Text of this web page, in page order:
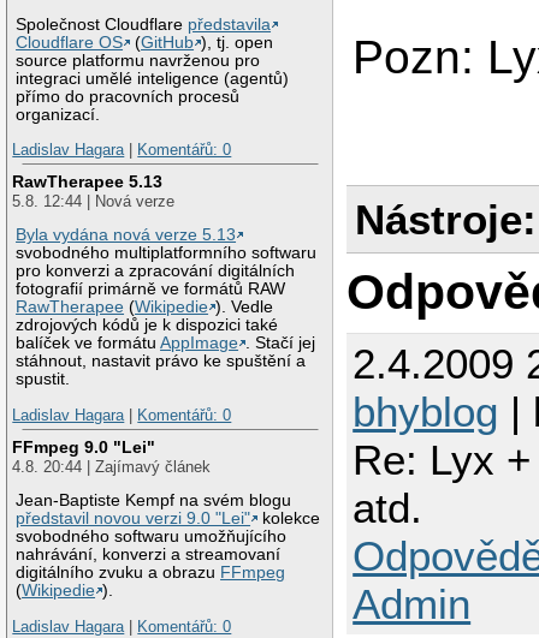
Společnost Cloudflare představila
Cloudflare OS
(GitHub ), tj. open
source platformu navrženou pro
integraci umělé inteligence (agentů)
přímo do pracovních procesů
organizací.
Ladislav Hagara| Komentářů: 0
RawTherapee 5.13
5.8. 12:44 | Nová verze
Byla vydána nová verze 5.13
svobodného multiplatformního softwaru
pro konverzi a zpracování digitálních
fotografií primárně ve formátů RAW
RawTherapee (Wikipedie ). Vedle
zdrojových kódů je k dispozici také
balíček ve formátuAppImage . Stačí jej
stáhnout, nastavit právo ke spuštění a
spustit.
Ladislav Hagara| Komentářů: 0
FFmpeg 9.0 "Lei"
4.8. 20:44 | Zajímavý článek
Jean-Baptiste Kempf na svém blogu
představil novou verzi 9.0 "Lei"
kolekce
svobodného softwaru umožňujícího
nahrávání, konverzi a streamovaní
digitálního zvuku a obrazu FFmpeg
(Wikipedie ).
Ladislav Hagara| Komentářů: 0
Pozn:
Nástroje:
2.4.2009
bhyblog |
Re: Lyx
atd.
Admin